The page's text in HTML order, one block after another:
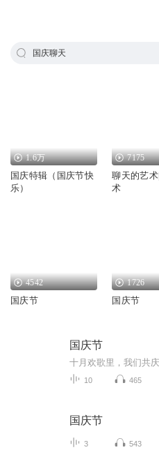
国庆聊天
1.6万
国庆特辑（国庆节快
乐）
7175
聊天的艺
术
4542
国庆节
1726
国庆节
国庆节
10 465
国庆节
3 543